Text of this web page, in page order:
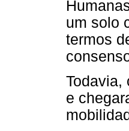
um solo
termos
Todavia,
e